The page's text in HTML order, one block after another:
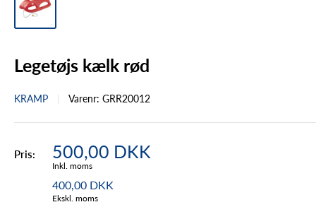
Legetøjs kælk rød
KRAMP Varenr: GRR20012
Pris: Tilbudspris
500,00 DKK
Inkl. moms
400,00 DKK
Ekskl. moms